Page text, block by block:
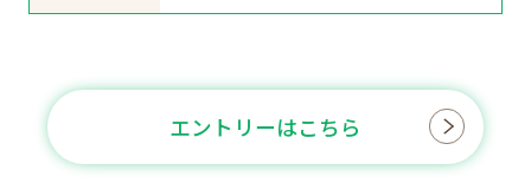
エントリーはこちら